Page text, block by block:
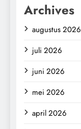
Archives
augustus 2026
juli 2026
juni 2026
mei 2026
april 2026